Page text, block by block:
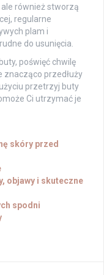
ale również stworzą
regularne
plam i
do usunięcia.
poświęć chwilę
znacząco przedłuży
przetrzyj buty
Ci utrzymać je
skóry przed
objawy i skuteczne
spodni